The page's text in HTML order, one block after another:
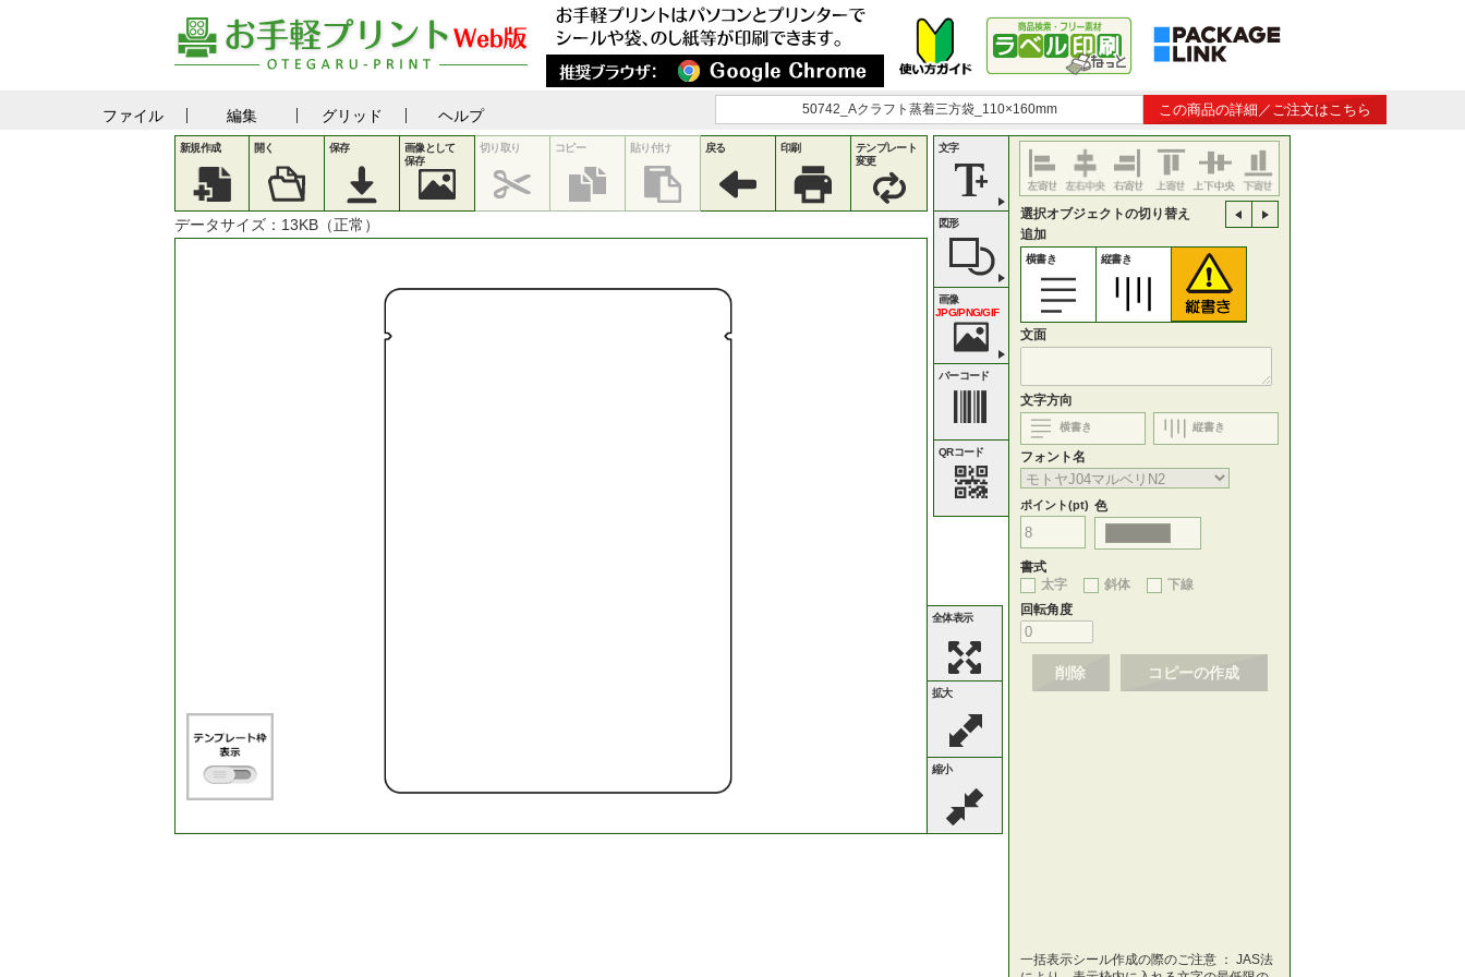
ファイル 編集 グリッド ヘルプ 50742_Aクラフト蒸着三方袋_110×160mm この商品の詳細／ご注文はこちら
新規作成 開く 保存
画像として
保存
切り取り コピー 貼り付け 戻る 印刷
テンプレート
変更
データサイズ： 13KB（正常）
全体表示
拡大
縮小
文字
図形
画像
JPG/PNG/GIF
バーコード
QRコード
選択オブジェクトの切り替え
追加
横書き 縦書き
文面
文字方向
横書き 縦書き
フォント名
ポイント(pt) 色
書式
太字
斜体
下線
回転角度
削除 コピーの作成
一括表示シール作成の際のご注意 ： JAS法